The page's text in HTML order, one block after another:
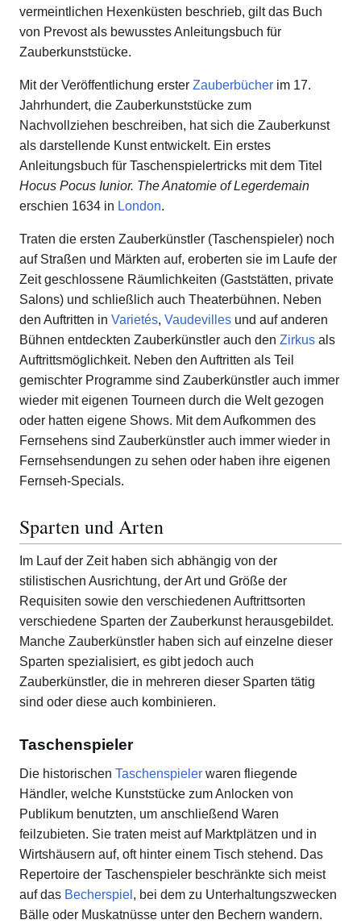
vermeintlichen Hexenküsten beschrieb, gilt das Buch
von Prevost als bewusstes Anleitungsbuch für
Zauberkunststücke.
Mit der Veröffentlichung erster Zauberbücher im 17.
Jahrhundert, die Zauberkunststücke zum
Nachvollziehen beschreiben, hat sich die Zauberkunst
als darstellende Kunst entwickelt. Ein erstes
Anleitungsbuch für Taschenspielertricks mit dem Titel
Hocus Pocus Iunior. The Anatomie of Legerdemain
erschien 1634 in London.
Traten die ersten Zauberkünstler (Taschenspieler) noch
auf Straßen und Märkten auf, eroberten sie im Laufe der
Zeit geschlossene Räumlichkeiten (Gaststätten, private
Salons) und schließlich auch Theaterbühnen. Neben
den Auftritten in Varietés, Vaudevilles und auf anderen
Bühnen entdeckten Zauberkünstler auch den Zirkus als
Auftrittsmöglichkeit. Neben den Auftritten als Teil
gemischter Programme sind Zauberkünstler auch immer
wieder mit eigenen Tourneen durch die Welt gezogen
oder hatten eigene Shows. Mit dem Aufkommen des
Fernsehens sind Zauberkünstler auch immer wieder in
Fernsehsendungen zu sehen oder haben ihre eigenen
Fernseh-Specials.
Sparten und Arten
Im Lauf der Zeit haben sich abhängig von der
stilistischen Ausrichtung, der Art und Größe der
Requisiten sowie den verschiedenen Auftrittsorten
verschiedene Sparten der Zauberkunst herausgebildet.
Manche Zauberkünstler haben sich auf einzelne dieser
Sparten spezialisiert, es gibt jedoch auch
Zauberkünstler, die in mehreren dieser Sparten tätig
sind oder diese auch kombinieren.
Taschenspieler
Die historischen Taschenspieler waren fliegende
Händler, welche Kunststücke zum Anlocken von
Publikum benutzten, um anschließend Waren
feilzubieten. Sie traten meist auf Marktplätzen und in
Wirtshäusern auf, oft hinter einem Tisch stehend. Das
Repertoire der Taschenspieler beschränkte sich meist
auf das Becherspiel , bei dem zu Unterhaltungszwecken
Bälle oder Muskatnüsse unter den Bechern wandern.